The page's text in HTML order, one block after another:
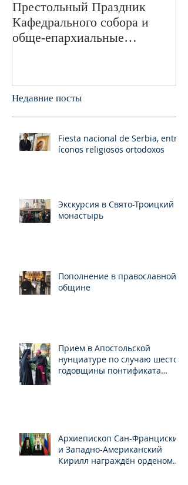
Престольный Праздник
Кафедрального собора и
обще-епархиальные
Недавние посты
Fiesta nacional de Serbia, entre
íconos religiosos ortodoxos
Экскурсия в Свято-Троицкий
монастырь
Пополнение в православной
общине
Прием в Апостольской
нунциатуре по случаю шестой
годовщины понтификата
Архиепископ Сан-Франциский
и Западно-Американский
Кирилл награждён орденом